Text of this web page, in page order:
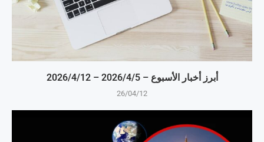
أبرز أخبار الأسبوع – 5‏/4‏/2026 – 12‏/4‏/2026
26/04/12